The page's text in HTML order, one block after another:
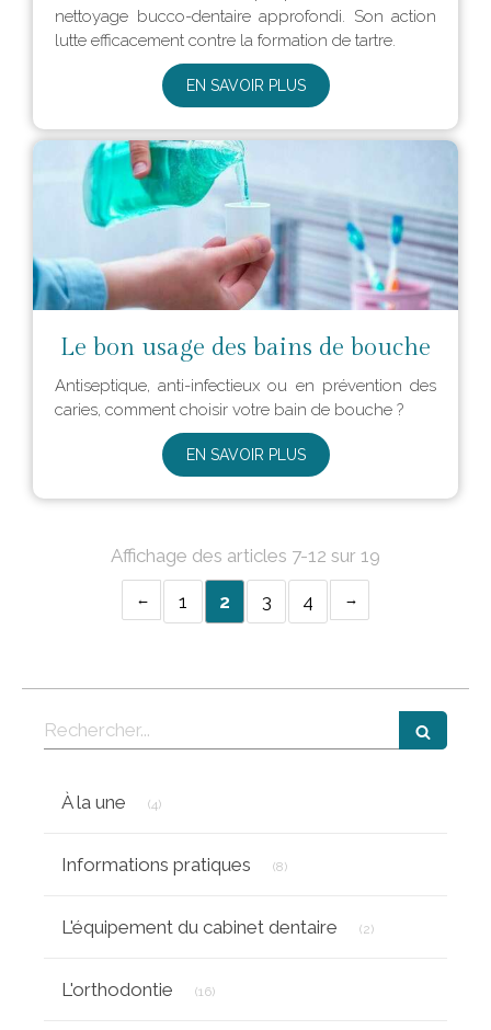
nettoyage bucco-dentaire approfondi. Son action
lutte efficacement contre la formation de tartre.
EN SAVOIR PLUS
Le bon usage des bains de bouche
Antiseptique, anti-infectieux ou en prévention des
caries, comment choisir votre bain de bouche ?
EN SAVOIR PLUS
Affichage des articles 7-12 sur 19
1 2 3 4
Rechercher
À la une (4)
Informations pratiques (8)
L'équipement du cabinet dentaire (2)
L'orthodontie (16)